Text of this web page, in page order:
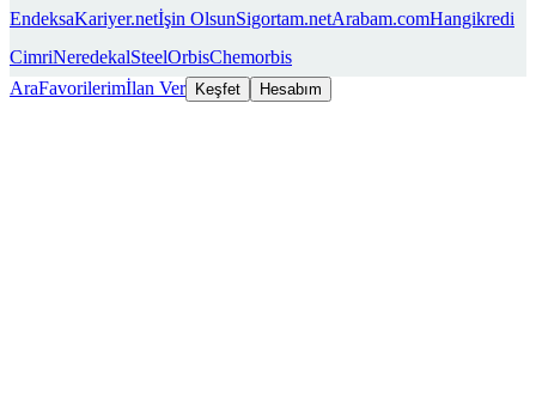
EndeksaKariyer.netİşin OlsunSigortam.netArabam.comHangikredi
CimriNeredekalSteelOrbisChemorbis
AraFavorilerimİlan Ver Keşfet Hesabım